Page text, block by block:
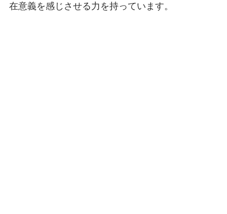
在意義を感じさせる力を持っています。